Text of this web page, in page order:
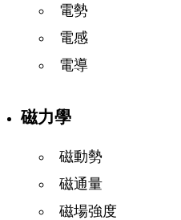
電勢
電感
電導
磁力學
磁動勢
磁通量
磁場強度